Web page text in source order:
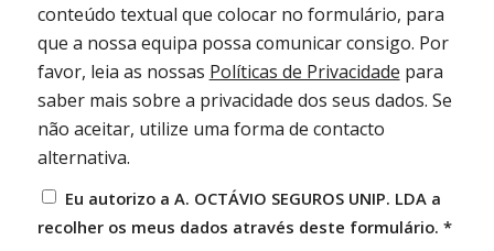
conteúdo textual que colocar no formulário, para
que a nossa equipa possa comunicar consigo. Por
favor, leia as nossas Políticas de Privacidade para
saber mais sobre a privacidade dos seus dados. Se
não aceitar, utilize uma forma de contacto
alternativa.
Eu autorizo a A. OCTÁVIO SEGUROS UNIP. LDA a
recolher os meus dados através deste formulário. *